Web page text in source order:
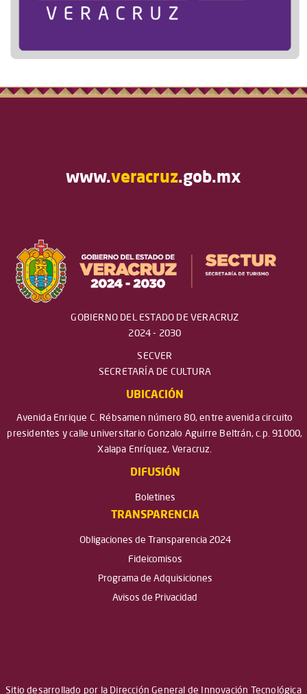
www.veracruz.gob.mx
GOBIERNO DEL ESTADO DE VERACRUZ
2024 - 2030
SECVER
SECRETARÍA DE CULTURA
UBICACIÓN
Avenida Enrique C. Rébsamen número 80, entre avenida circuito
presidentes y calle universitario Gonzalo Aguirre Beltrán, c.p. 91000,
Xalapa Enríquez, Veracruz.
DIFUSIÓN
Boletines
TRANSPARENCIA
Obligaciones de Transparencia 2024
Fideicomisos
Programa de Adquisiciones
Avisos de Privacidad
Sitio desarrollado por la Dirección General de Innovación Tecnológica